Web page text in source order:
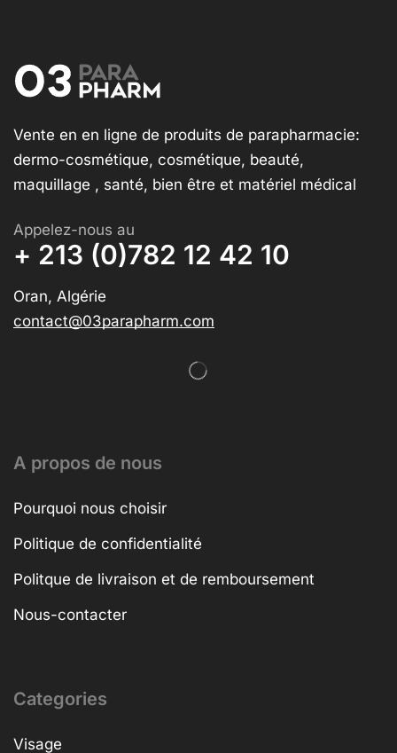
Vente en en ligne de produits de parapharmacie:
dermo-cosmétique, cosmétique, beauté,
maquillage , santé, bien être et matériel médical
Appelez-nous au
+ 213 (0)782 12 42 10
Oran, Algérie
contact@03parapharm.com
A propos de nous
Pourquoi nous choisir
Politique de confidentialité
Politque de livraison et de remboursement
Nous-contacter
Categories
Visage